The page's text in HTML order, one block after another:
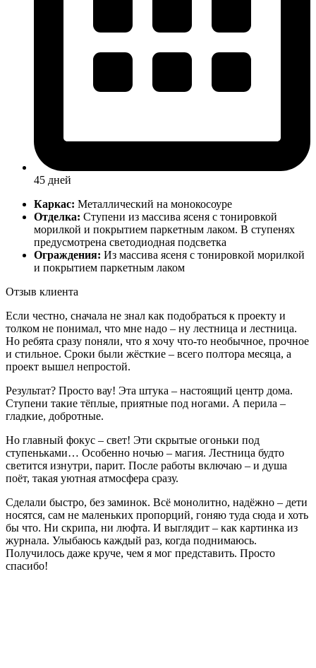
45 дней
Каркас: Металлический на монокосоуре
Отделка: Ступени из массива ясеня с тонировкой
морилкой и покрытием паркетным лаком. В ступенях
предусмотрена светодиодная подсветка
Ограждения: Из массива ясеня с тонировкой морилкой
и покрытием паркетным лаком
Отзыв клиента
Если честно, сначала не знал как подобраться к проекту и
толком не понимал, что мне надо – ну лестница и лестница.
Но ребята сразу поняли, что я хочу что-то необычное, прочное
и стильное. Сроки были жёсткие – всего полтора месяца, а
проект вышел непростой.
Результат? Просто вау! Эта штука – настоящий центр дома.
Ступени такие тёплые, приятные под ногами. А перила –
гладкие, добротные.
Но главный фокус – свет! Эти скрытые огоньки под
ступеньками… Особенно ночью – магия. Лестница будто
светится изнутри, парит. После работы включаю – и душа
поёт, такая уютная атмосфера сразу.
Сделали быстро, без заминок. Всё монолитно, надёжно – дети
носятся, сам не маленьких пропорций, гоняю туда сюда и хоть
бы что. Ни скрипа, ни люфта. И выглядит – как картинка из
журнала. Улыбаюсь каждый раз, когда поднимаюсь.
Получилось даже круче, чем я мог представить. Просто
спасибо!